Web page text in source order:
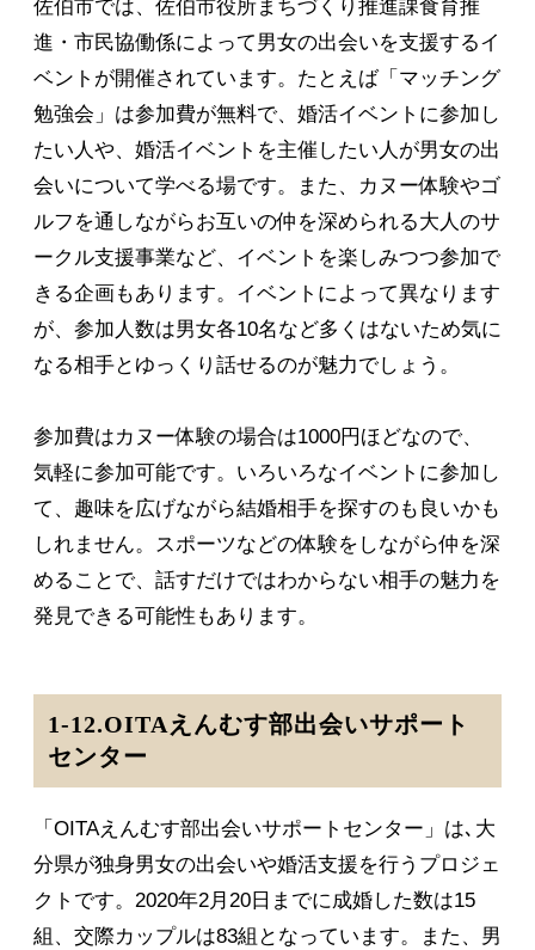
佐伯市では、佐伯市役所まちづくり推進課食育推
進・市民協働係によって男女の出会いを支援するイ
ベントが開催されています。たとえば「マッチング
勉強会」は参加費が無料で、婚活イベントに参加し
たい人や、婚活イベントを主催したい人が男女の出
会いについて学べる場です。また、カヌー体験やゴ
ルフを通しながらお互いの仲を深められる大人のサ
ークル支援事業など、イベントを楽しみつつ参加で
きる企画もあります。イベントによって異なります
が、参加人数は男女各10名など多くはないため気に
なる相手とゆっくり話せるのが魅力でしょう。
参加費はカヌー体験の場合は1000円ほどなので、
気軽に参加可能です。いろいろなイベントに参加し
て、趣味を広げながら結婚相手を探すのも良いかも
しれません。スポーツなどの体験をしながら仲を深
めることで、話すだけではわからない相手の魅力を
発見できる可能性もあります。
1-12.OITAえんむす部出会いサポート
センター
「OITAえんむす部出会いサポートセンター」は､大
分県が独身男女の出会いや婚活支援を行うプロジェ
クトです。2020年2月20日までに成婚した数は15
組、交際カップルは83組となっています。また、男